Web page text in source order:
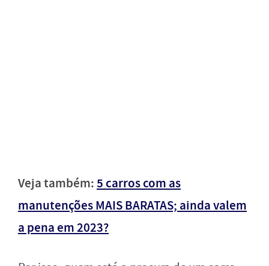
Veja também:5 carros com as
manutenções MAIS BARATAS; ainda valem
a pena em 2023?